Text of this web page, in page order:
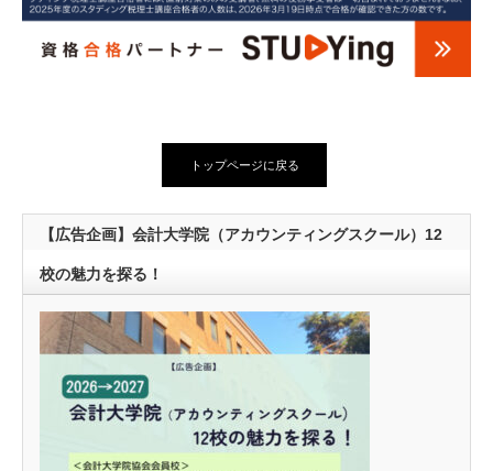
トップページに戻る
【広告企画】会計大学院（アカウンティングスクール）12
校の魅力を探る！